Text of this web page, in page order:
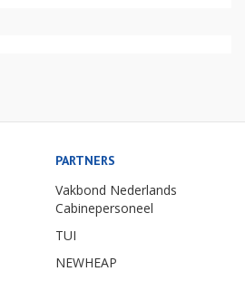
PARTNERS
Vakbond Nederlands
Cabinepersoneel
TUI
NEWHEAP